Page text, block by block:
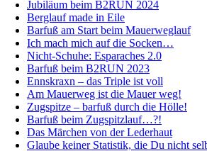
Jubiläum beim B2RUN 2024
Berglauf made in Eile
Barfuß am Start beim Mauerweglauf
Ich mach mich auf die Socken…
Nicht-Schuhe: Esparaches 2.0
Barfuß beim B2RUN 2023
Ennskraxn – das Triple ist voll
Am Mauerweg ist die Mauer weg!
Zugspitze – barfuß durch die Hölle!
Barfuß beim Zugspitzlauf…?!
Das Märchen von der Lederhaut
Glaube keiner Statistik, die Du nicht